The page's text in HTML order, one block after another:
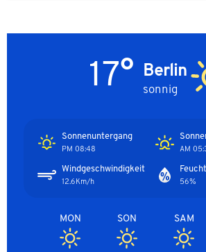
Berlin
sonnig
17°
Sonnenuntergang
08:48 PM
56%
Windgeschwindigkeit
12.6Km/h
SAM
SON
MON